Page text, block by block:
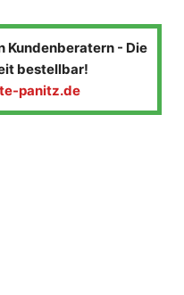
Kundenberatern - Die
bestellbar!
panitz.de